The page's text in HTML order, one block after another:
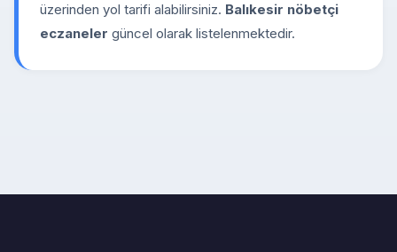
üzerinden yol tarifi alabilirsiniz. Balıkesir nöbetçi
eczaneler güncel olarak listelenmektedir.